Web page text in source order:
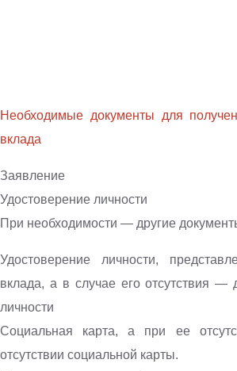
Необходимые документы для
вклада
Заявление
Удостоверение личности
При необходимости — другие
Удостоверение личности,
вклада, а в случае его отсутствия —
личности
Социальная карта, а при ее
отсутствии социальной карты.